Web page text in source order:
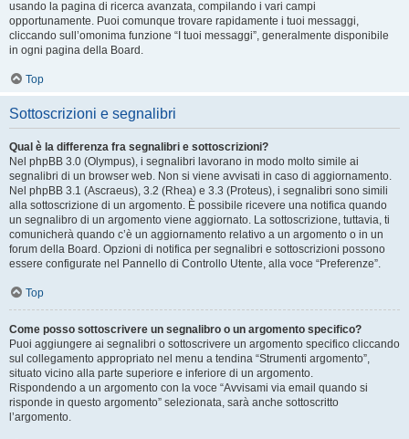
usando la pagina di ricerca avanzata, compilando i vari campi
opportunamente. Puoi comunque trovare rapidamente i tuoi messaggi,
cliccando sull’omonima funzione “I tuoi messaggi”, generalmente disponibile
in ogni pagina della Board.
Top
Sottoscrizioni e segnalibri
Qual è la differenza fra segnalibri e sottoscrizioni?
Nel phpBB 3.0 (Olympus), i segnalibri lavorano in modo molto simile ai
segnalibri di un browser web. Non si viene avvisati in caso di aggiornamento.
Nel phpBB 3.1 (Ascraeus), 3.2 (Rhea) e 3.3 (Proteus), i segnalibri sono simili
alla sottoscrizione di un argomento. È possibile ricevere una notifica quando
un segnalibro di un argomento viene aggiornato. La sottoscrizione, tuttavia, ti
comunicherà quando c’è un aggiornamento relativo a un argomento o in un
forum della Board. Opzioni di notifica per segnalibri e sottoscrizioni possono
essere configurate nel Pannello di Controllo Utente, alla voce “Preferenze”.
Top
Come posso sottoscrivere un segnalibro o un argomento specifico?
Puoi aggiungere ai segnalibri o sottoscrivere un argomento specifico cliccando
sul collegamento appropriato nel menu a tendina “Strumenti argomento”,
situato vicino alla parte superiore e inferiore di un argomento.
Rispondendo a un argomento con la voce “Avvisami via email quando si
risponde in questo argomento” selezionata, sarà anche sottoscritto
l’argomento.